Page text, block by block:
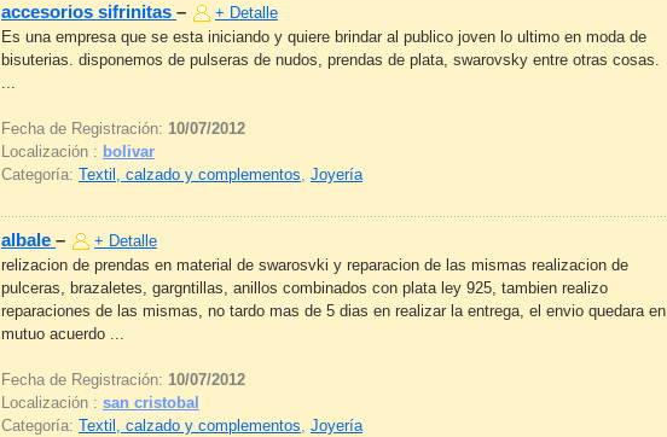
accesorios sifrinitas –
+ Detalle
Es una empresa que se esta iniciando y quiere brindar al publico joven lo ultimo en moda de
bisuterias. disponemos de pulseras de nudos, prendas de plata, swarovsky entre otras cosas.
...
Fecha de Registración: 10/07/2012
Localización : bolivar
Categoría: Textil, calzado y complementos, Joyería
albale –
+ Detalle
relizacion de prendas en material de swarosvki y reparacion de las mismas realizacion de
pulceras, brazaletes, gargntillas, anillos combinados con plata ley 925, tambien realizo
reparaciones de las mismas, no tardo mas de 5 dias en realizar la entrega, el envio quedara en
mutuo acuerdo ...
Fecha de Registración: 10/07/2012
Localización : san cristobal
Categoría: Textil, calzado y complementos, Joyería